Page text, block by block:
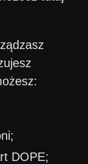
DOPE;